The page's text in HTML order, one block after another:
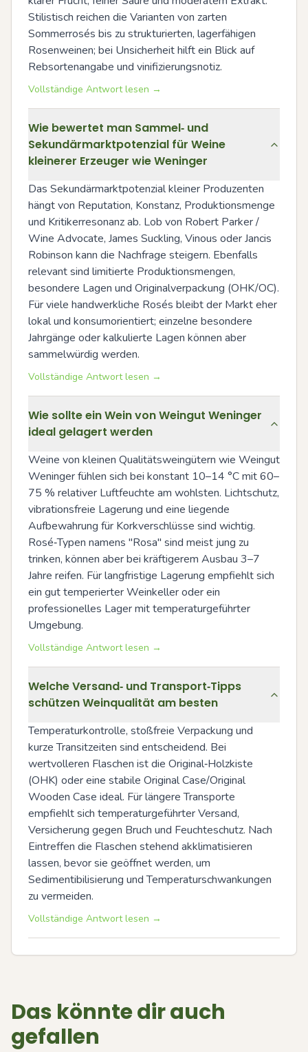
Stilistisch reichen die Varianten von zarten
Sommerrosés bis zu strukturierten, lagerfähigen
Rosenweinen; bei Unsicherheit hilft ein Blick auf
Rebsortenangabe und vinifizierungsnotiz.
Vollständige Antwort lesen →
Wie bewertet man Sammel‑ und
Sekundärmarktpotenzial für Weine
kleinerer Erzeuger wie Weninger
Das Sekundärmarktpotenzial kleiner Produzenten
hängt von Reputation, Konstanz, Produktionsmenge
und Kritikerresonanz ab. Lob von Robert Parker /
Wine Advocate, James Suckling, Vinous oder Jancis
Robinson kann die Nachfrage steigern. Ebenfalls
relevant sind limitierte Produktionsmengen,
besondere Lagen und Originalverpackung (OHK/OC).
Für viele handwerkliche Rosés bleibt der Markt eher
lokal und konsumorientiert; einzelne besondere
Jahrgänge oder kalkulierte Lagen können aber
sammelwürdig werden.
Vollständige Antwort lesen →
Wie sollte ein Wein von Weingut Weninger
ideal gelagert werden
Weine von kleinen Qualitätsweingütern wie Weingut
Weninger fühlen sich bei konstant 10–14 °C mit 60–
75 % relativer Luftfeuchte am wohlsten. Lichtschutz,
vibrationsfreie Lagerung und eine liegende
Aufbewahrung für Korkverschlüsse sind wichtig.
Rosé‑Typen namens "Rosa" sind meist jung zu
trinken, können aber bei kräftigerem Ausbau 3–7
Jahre reifen. Für langfristige Lagerung empfiehlt sich
ein gut temperierter Weinkeller oder ein
professionelles Lager mit temperaturgeführter
Umgebung.
Vollständige Antwort lesen →
Welche Versand‑ und Transport‑Tipps
schützen Weinqualität am besten
Temperaturkontrolle, stoßfreie Verpackung und
kurze Transitzeiten sind entscheidend. Bei
wertvolleren Flaschen ist die Original‑Holzkiste
(OHK) oder eine stabile Original Case/Original
Wooden Case ideal. Für längere Transporte
empfiehlt sich temperaturgeführter Versand,
Versicherung gegen Bruch und Feuchteschutz. Nach
Eintreffen die Flaschen stehend akklimatisieren
lassen, bevor sie geöffnet werden, um
Sedimentibilisierung und Temperaturschwankungen
zu vermeiden.
Vollständige Antwort lesen →
Das könnte dir auch
gefallen